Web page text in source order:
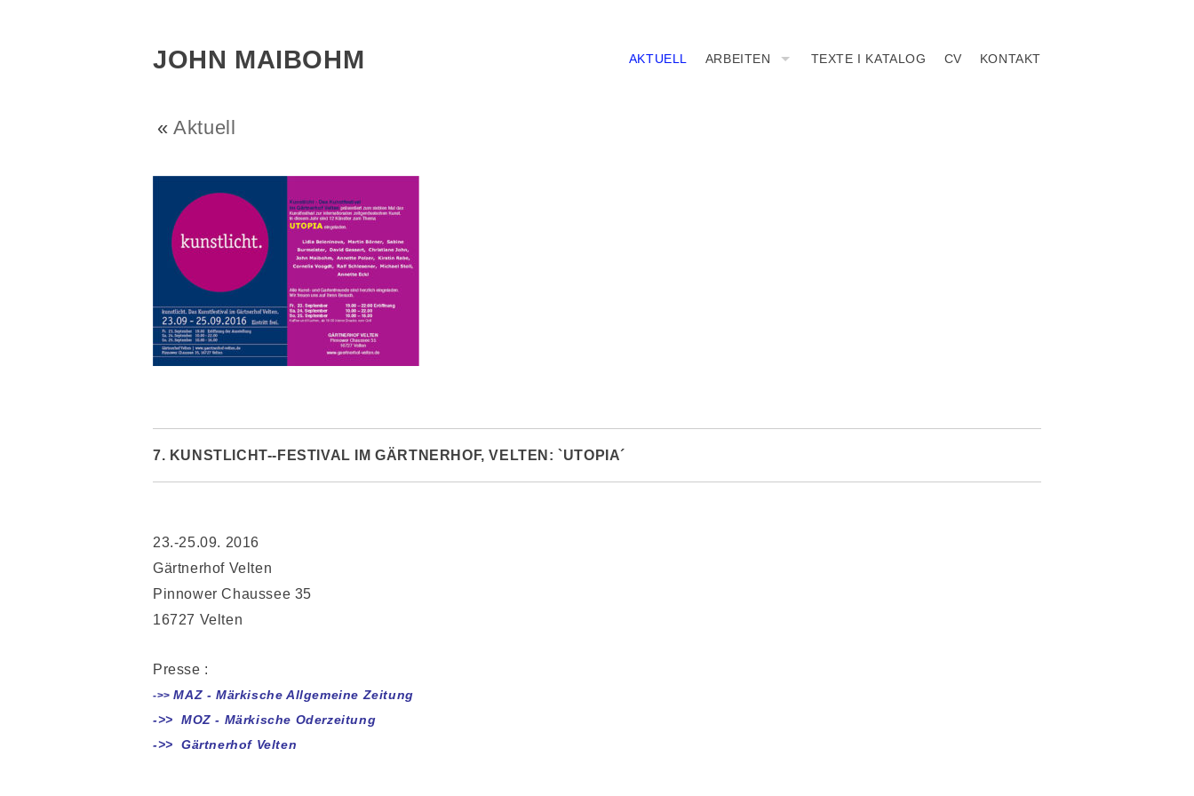
JOHN MAIBOHM AKTUELL ARBEITEN TEXTE I KATALOG CV KONTAKT
«Aktuell
7. KUNSTLICHT--FESTIVAL IM GÄRTNERHOF, VELTEN: `UTOPIA´
23.-25.09. 2016
Gärtnerhof Velten
Pinnower Chaussee 35
16727 Velten
Presse :
->> MAZ - Märkische Allgemeine Zeitung
->>
MOZ - Märkische Oderzeitung
->> Gärtnerhof Velten